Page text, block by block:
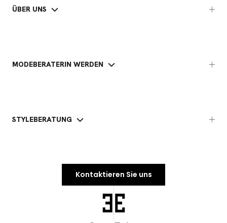
ÜBER UNS
MODEBERATERIN WERDEN
STYLEBERATUNG
Kontaktieren Sie uns